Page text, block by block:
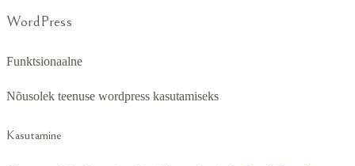
WordPress
Funktsionaalne
Nõusolek teenuse wordpress kasutamiseks
Kasutamine